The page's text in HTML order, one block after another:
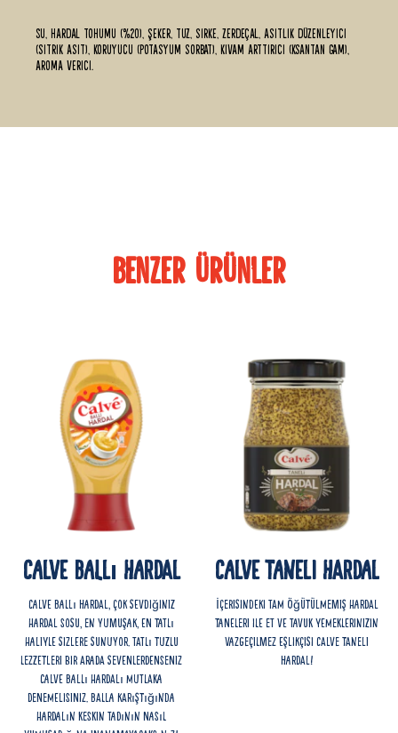
Su, hardal tohumu (%20), şeker, tuz, sirke, zerdeçal, asitlik düzenleyici
(sitrik asit), koruyucu (potasyum sorbat), kıvam arttırıcı (ksantan gam),
aroma verici.
Benzer ürünler
Calve Ballı Hardal
Calve Ballı Hardal, çok sevdiğiniz
hardal sosu, en yumuşak, en tatlı
haliyle sizlere sunuyor. Tatlı tuzlu
lezzetleri bir arada sevenlerdenseniz
Calve ballı hardalı mutlaka
denemelisiniz. Balla karıştığında
hardalın keskin tadının nasıl
Calve Taneli Hardal
İçerisindeki tam öğütülmemiş hardal
taneleri ile et ve tavuk yemeklerinizin
vazgeçilmez eşlikçisi Calve Taneli
Hardal!